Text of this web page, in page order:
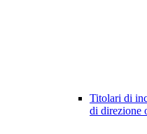
Titolari di
di direzione